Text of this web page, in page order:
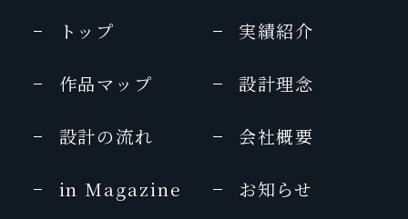
トップ 実績紹介
作品マップ 設計理念
設計の流れ 会社概要
in Magazine お知らせ